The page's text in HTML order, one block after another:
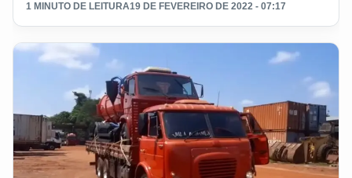
1 MINUTO DE LEITURA19 DE FEVEREIRO DE 2022 - 07:17